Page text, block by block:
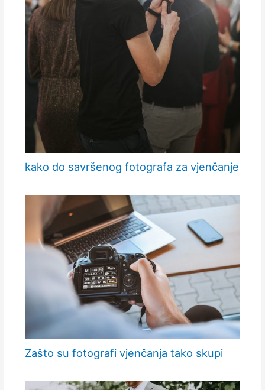
kako do savršenog fotografa za vjenčanje
Zašto su fotografi vjenčanja tako skupi